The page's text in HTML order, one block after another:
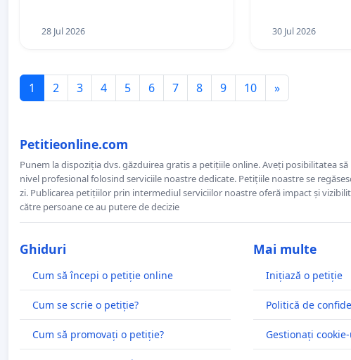
28 Jul 2026 30 Jul 2026
1 2 3 4 5 6 7 8 9 10 »
Petitieonline.com
Punem la dispoziția dvs. găzduirea gratis a petițiile online. Aveți posibilitatea
nivel profesional folosind serviciile noastre dedicate. Petițiile noastre se
zi. Publicarea petițiilor prin intermediul serviciilor noastre oferă impact și
către persoane ce au putere de decizie
Ghiduri
Cum să începi o petiție online
Cum se scrie o petiție?
Cum să promovați o petiție?
Mai multe
Inițiază o petiție
Politică de
Gestionați